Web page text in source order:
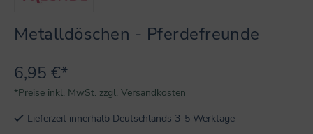
Metalldöschen - Pferdefreunde
6,95 €*
*Preise inkl. MwSt. zzgl. Versandkosten
Lieferzeit innerhalb Deutschlands 3-5 Werktage